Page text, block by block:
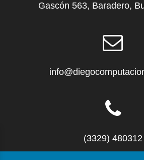
Gascón 563, Baradero,
(3329) 480312